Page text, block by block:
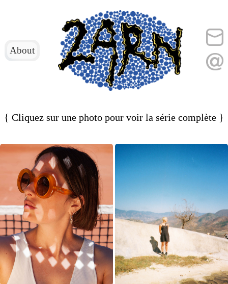
About
{ Cliquez sur une photo pour voir la série complète }